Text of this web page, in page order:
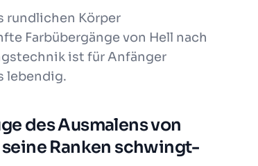
rundlichen Körper
Farbübergänge von Hell nach
ist für Anfänger
lebendig.
des Ausmalens von
Ranken schwingt-